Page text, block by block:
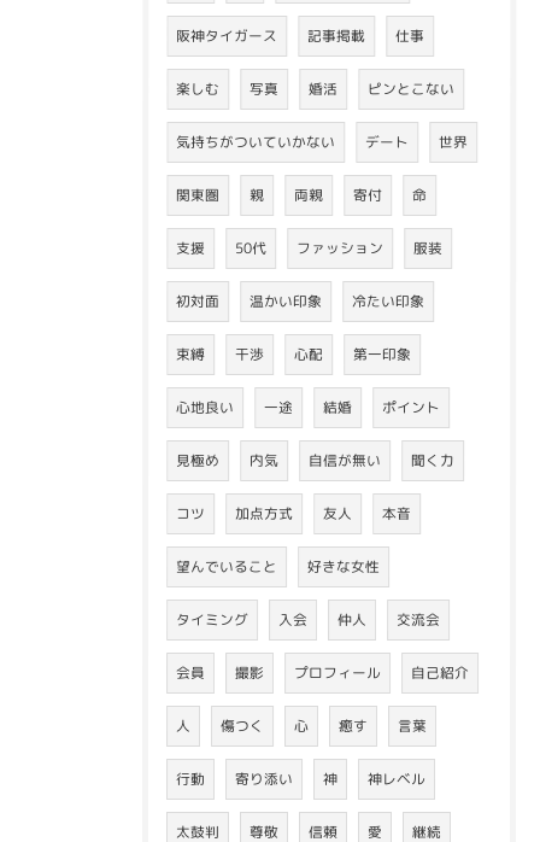
阪神タイガース 記事掲載 仕事
楽しむ 写真 婚活 ピンとこない
気持ちがついていかない デート 世界
関東圏 親 両親 寄付 命
支援 50代 ファッション 服装
初対面 温かい印象 冷たい印象
束縛 干渉 心配 第一印象
心地良い 一途 結婚 ポイント
見極め 内気 自信が無い 聞く力
コツ 加点方式 友人 本音
望んでいること 好きな女性
タイミング 入会 仲人 交流会
会員 撮影 プロフィール 自己紹介
人 傷つく 心 癒す 言葉
行動 寄り添い 神 神レベル
太鼓判 尊敬 信頼 愛 継続